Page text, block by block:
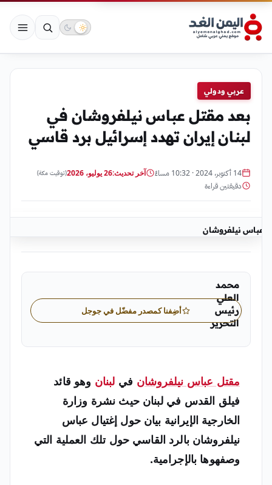
عربي ودولي
بعد مقتل عباس نيلفروشان في
لبنان إيران تهدد إسرائيل برد قاسي
14 أكتوبر، 2024 · 10:32 مساءً آخر تحديث:26 يوليو، 2026 (توقيت مكة)
دقيقتين قراءة
عباس نيلفروشان
محمد
العلي
رئيس
التحرير
أضِفنا كمصدر مفضّل في جوجل
مقتل عباس نيلفروشان في لبنان وهو قائد
فيلق القدس في لبنان حيث نشرة وزارة
الخارجية الإيرانية بيان حول إغتيال عباس
نيلفروشان بالرد القاسي حول تلك العملية التي
وصفهوها بالإجرامية.